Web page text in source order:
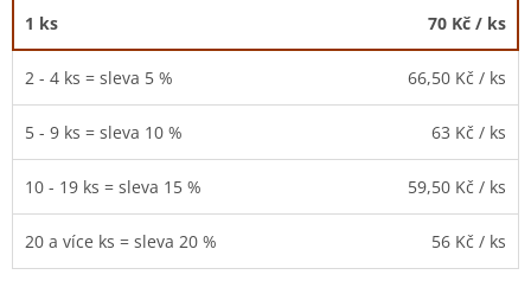
1 ks 70 Kč / ks
2 - 4 ks = sleva 5 % 66,50 Kč / ks
5 - 9 ks = sleva 10 % 63 Kč / ks
10 - 19 ks = sleva 15 % 59,50 Kč / ks
20 a více ks = sleva 20 % 56 Kč / ks